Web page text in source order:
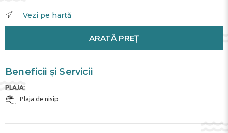
Vezi pe hartă
ARATĂ PREȚ
Beneficii și Servicii
PLAJA:
Plaja de nisip